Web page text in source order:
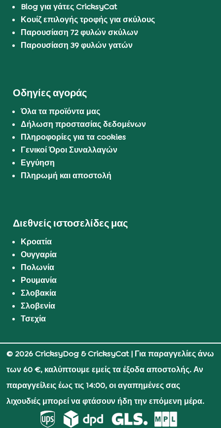
Blog για γάτες CricksyCat
Κουίζ επιλογής τροφής για σκύλους
Παρουσίαση 72 φυλών σκύλων
Παρουσίαση 39 φυλών γατών
Οδηγίες αγοράς
Όλα τα προϊόντα μας
Δήλωση προστασίας δεδομένων
Πληροφορίες για τα cookies
Γενικοί Όροι Συναλλαγών
Εγγύηση
Πληρωμή και αποστολή
Διεθνείς ιστοσελίδες μας
Κροατία
Ουγγαρία
Πολωνία
Ρουμανία
Σλοβακία
Σλοβενία
Τσεχία
© 2026 CricksyDog & CricksyCat| Για παραγγελίες άνω
των 60 €, καλύπτουμε εμείς τα έξοδα αποστολής. Αν
παραγγείλεις έως τις 14:00, οι αγαπημένες σας
λιχουδιές μπορεί να φτάσουν ήδη την επόμενη μέρα.